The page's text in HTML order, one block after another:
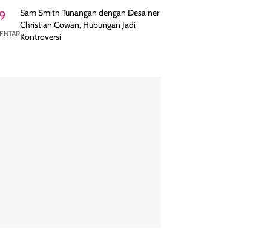
9
Sam Smith Tunangan dengan Desainer
Christian Cowan, Hubungan Jadi
Kontroversi